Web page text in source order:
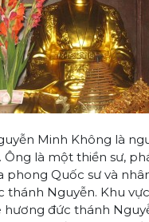
Minh Không là
là một thiền sư,
phong Quốc sư và
thánh Nguyễn. Khu
hương đức thánh